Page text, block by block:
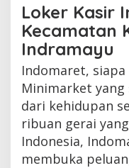
Loker Kasir
Kecamatan
Indramayu
Indomaret, siapa
Minimarket
dari kehidupan
ribuan gerai
Indonesia,
membuka